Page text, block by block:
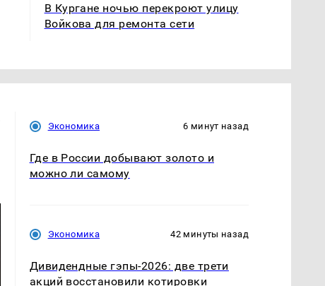
В Кургане ночью перекроют улицу
Войкова для ремонта сети
Экономика 6 минут назад
Где в России добывают золото и
можно ли самому
Экономика 42 минуты назад
Дивидендные гэпы-2026: две трети
акций восстановили котировки